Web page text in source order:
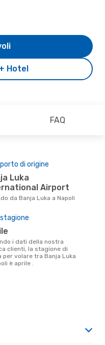
Hotel
FAQ
di origine
Airport
da Banja Luka a Napoli
clienti, la stagione di
per volare tra Banja Luka
è aprile .